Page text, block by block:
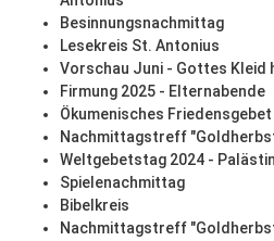
Besinnungsnachmittag
Lesekreis St. Antonius
Vorschau Juni - Gottes Kleid
Firmung 2025 - Elternabende
Ökumenisches Friedensgebet
Nachmittagstreff
Weltgebetstag 2024 -
Spielenachmittag
Bibelkreis
Nachmittagstreff